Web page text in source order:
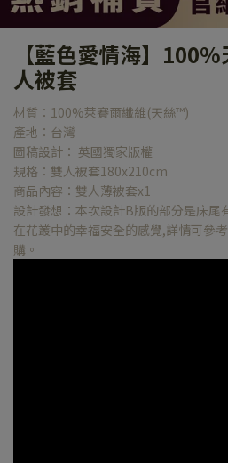
【藍色愛情海】
人被套
材質：100%萊賽爾纖維(天絲™)
產地：台灣
圖稿設計： 英國獨家版權
規格：雙人被套180x210cm
商品內容：雙人薄被套x1
設計發想：本次設計B版的部分是床尾
在花叢中的幸福安全的感覺,詳情可參
購。